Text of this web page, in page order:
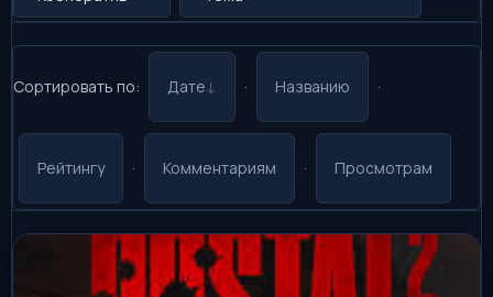
Сортировать по: Дате · Названию ·
Рейтингу · Комментариям · Просмотрам